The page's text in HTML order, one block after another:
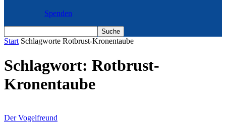
Spenden
Start Schlagworte Rotbrust-Kronentaube
Schlagwort: Rotbrust-
Kronentaube
Der Vogelfreund